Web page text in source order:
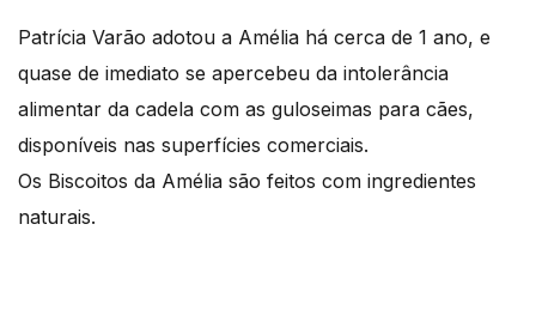
Patrícia Varão adotou a Amélia há cerca de 1 ano, e
quase de imediato se apercebeu da intolerância
alimentar da cadela com as guloseimas para cães,
disponíveis nas superfícies comerciais.
Os Biscoitos da Amélia são feitos com ingredientes
naturais.